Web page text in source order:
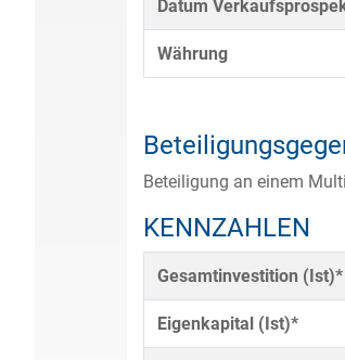
Datum
Währung
Beteiligung an einem
KENNZAHLEN
Gesamtinvestition (Ist)*
Eigenkapital (Ist)*